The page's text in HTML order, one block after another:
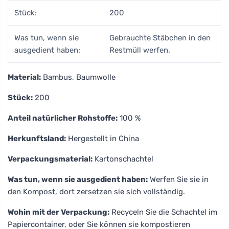
Stück: 200
Was tun, wenn sie
ausgedient haben:
Gebrauchte Stäbchen in den
Restmüll werfen.
Material: Bambus, Baumwolle
Stück: 200
Anteil natürlicher Rohstoffe: 100 %
Herkunftsland: Hergestellt in China
Verpackungsmaterial: Kartonschachtel
Was tun, wenn sie ausgedient haben: Werfen Sie sie in
den Kompost, dort zersetzen sie sich vollständig.
Wohin mit der Verpackung: Recyceln Sie die Schachtel im
Papiercontainer, oder Sie können sie kompostieren